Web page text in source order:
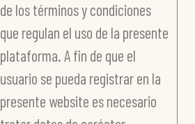
de los términos y condiciones
que regulan el uso de la presente
plataforma. A fin de que el
usuario se pueda registrar en la
presente website es necesario